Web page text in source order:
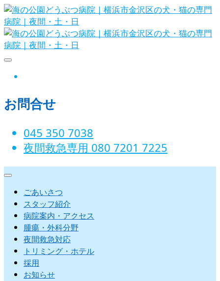
Skip
to
content
日
お問合せ
045 350 7038‬
夜間救急専用 080 7201 7225‬
ごあいさつ
スタッフ紹介
病院案内・アクセス
腫瘍・外科分野
夜間救急対応
トリミング・ホテル
採用
お知らせ